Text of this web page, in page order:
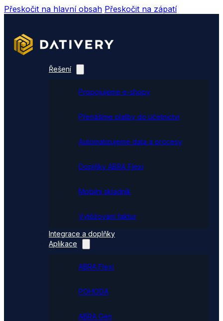
Přeskočit na hlavní obsah Přeskočit na zápatí
Řešení
Propojujeme e-shopy
Přenášíme platby do účetnictví
Automatizujeme data a procesy
Doplňky ABRA Flexi
Mobilní skladník
Vytěžování faktur
Integrace a doplňky
Aplikace
ABRA Flexi
POHODA
ABRA Gen